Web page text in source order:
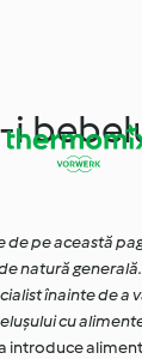
de pe această
natură
înainte de a
cu
introduce